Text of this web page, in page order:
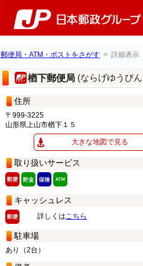
郵便局・ATM・ポストをさがす > 詳細表示
楢下郵便局 (ならげゆうび
住所
〒999-3225
山形県上山市楢下１５
大きな地図で見る
取り扱いサービス
キャッシュレス
詳しくはこちら
駐車場
あり（2台）